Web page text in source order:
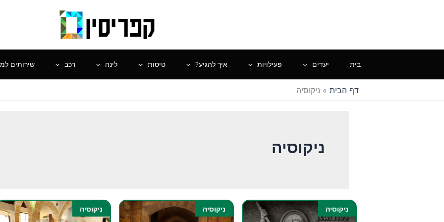
בית יעדים פעילויות איך להגיע? טיסות לינה רכב שירותים
דף הבית » ניקוסיה
ניקוסיה
ניקוסיה ניקוסיה ניקוסיה